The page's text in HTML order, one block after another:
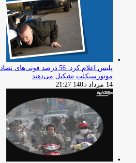
پلیس اعلام کرد: 56 درصد
موتورسیکلت تشکیل می‌دهند
14 مرداد 1405 21:27